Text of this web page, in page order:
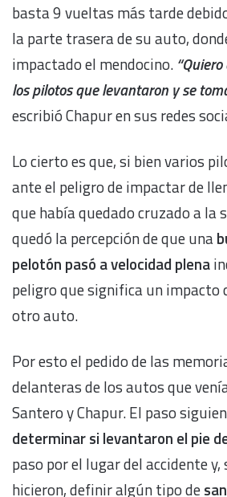
basta 9 vueltas más tarde
la parte trasera de su auto,
impactado el mendocino.
los pilotos que levantaron y se
escribió Chapur en sus redes
Lo cierto es que, si bien varios
ante el peligro de impactar de
que había quedado cruzado a la
quedó la percepción de que una
pelotón pasó a velocidad plena
peligro que significa un impacto
otro auto.
Por esto el pedido de las
delanteras de los autos que
Santero y Chapur. El paso
determinar si levantaron el pie
paso por el lugar del accidente
hicieron, definir algún tipo de